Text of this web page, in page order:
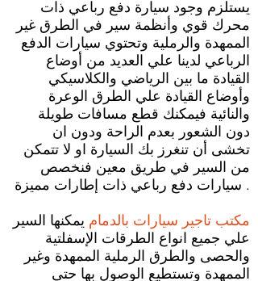
يستلزم وجود سيارة دفع رباعي ذات
محرك قوي وأنظمة سير في الطرق غير
الممهدة والرملية وتحتوي سيارات الدفع
الرباعي لدينا علي العديد من أوضاع
القيادة ما بين الرياضي والكلاسيكي
وأوضاع القيادة علي الطرق الوعرة
والنائية فيمكنك قطع مسافات طويلة
دون الشعور بعدم الراحة ودون ان
تخشى أن تنغرز بك السيارة او لا تتمكن
من السير في طريق معين فنخصص
سيارات دفع رباعي ذات إطارات مميزة .
مكتب تاجير سيارات بالدمام يمكنها السير
علي جميع انواع الطرقات الإسفلتية
والحصى والطرق الرملية الممهدة وغير
الممهدة وتستطيع الوصول بها حتى